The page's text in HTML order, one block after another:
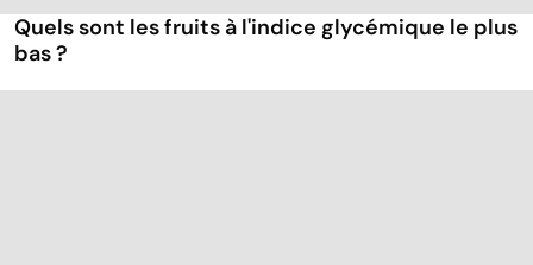
Quels sont les fruits à l'indice glycémique le plus
bas ?